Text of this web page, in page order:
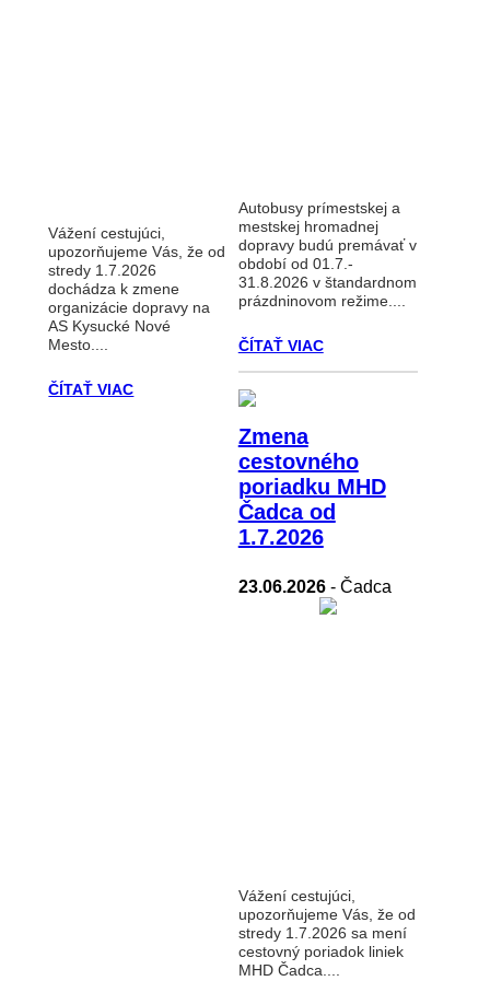
Vážení cestujúci,
upozorňujeme Vás, že od
stredy 1.7.2026
dochádza k zmene
organizácie dopravy na
AS Kysucké Nové
Mesto....
ČÍTAŤ VIAC
Autobusy prímestskej a
mestskej hromadnej
dopravy budú premávať v
období od 01.7.-
31.8.2026 v štandardnom
prázdninovom režime....
ČÍTAŤ VIAC
Zmena
cestovného
poriadku MHD
Čadca od
1.7.2026
23.06.2026 - Čadca
Vážení cestujúci,
upozorňujeme Vás, že od
stredy 1.7.2026 sa mení
cestovný poriadok liniek
MHD Čadca....